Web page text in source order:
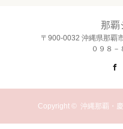
那覇
〒900-0032 沖縄県那覇
０９８－
Copyright © 沖縄那覇・